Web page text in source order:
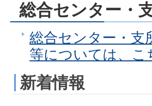
総合センター・
総合センター・支
等については、
新着情報